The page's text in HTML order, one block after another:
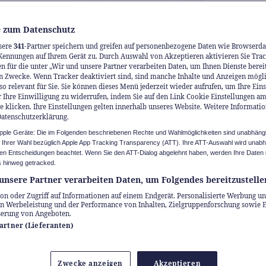
beim Institut für Geistiges Eigentum
Künstliche
unser
Emanuel Meyer vom Institut für Geistiges
Datenschutz
341-Partner speichern und greifen auf personenbezogene Daten wie
auf Ihrem Gerät zu. Durch Auswahl von Akzeptieren aktivieren Sie
für die unter „Wir und unsere Partner verarbeiten Daten, um Ihnen Dienste
Zwecke. Wenn Tracker deaktiviert sind, sind manche Inhalte und Anzeigen
relevant für Sie. Sie können dieses Menü jederzeit wieder aufrufen, um Ihre
Ihre Einwilligung zu widerrufen, indem Sie auf den Link Cookie Einstellungen
klicken. Ihre Einstellungen gelten innerhalb unseres Website. Weitere
Geräte: Die im Folgenden beschriebenen Rechte und Wahlmöglichkeiten sind
Wahl bezüglich Apple App Tracking Transparency (ATT). Ihre ATT-Auswahl wird
Entscheidungen beachtet. Wenn Sie den ATT-Dialog abgelehnt haben, werden Ihre Daten
hinweg getracked.
Partner verarbeiten Daten, um Folgendes
oder Zugriff auf Informationen auf einem Endgerät. Personalisierte Werbung
Werbeleistung und der Performance von Inhalten, Zielgruppenforschung sowie
von Angeboten.
(Lieferanten)
Zwecke anzeigen Akzeptieren